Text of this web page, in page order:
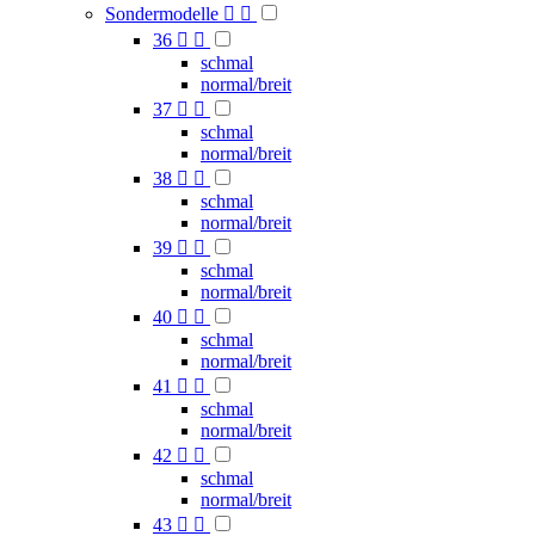
Sondermodelle  
36  
schmal
normal/breit
37  
schmal
normal/breit
38  
schmal
normal/breit
39  
schmal
normal/breit
40  
schmal
normal/breit
41  
schmal
normal/breit
42  
schmal
normal/breit
43  